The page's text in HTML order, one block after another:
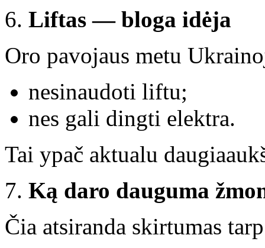
Liftas — bloga idėja
Oro pavojaus metu
nesinaudoti liftu;
nes gali dingti elektra.
Tai ypač aktualu
Ką daro dauguma
Čia atsiranda skirtumas